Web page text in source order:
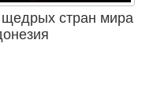
стран мира